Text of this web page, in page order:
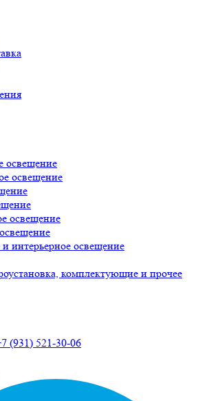
освещение
освещение
освещение
интерьерное освещение
комплектующие и прочее
(931) 521-30-06